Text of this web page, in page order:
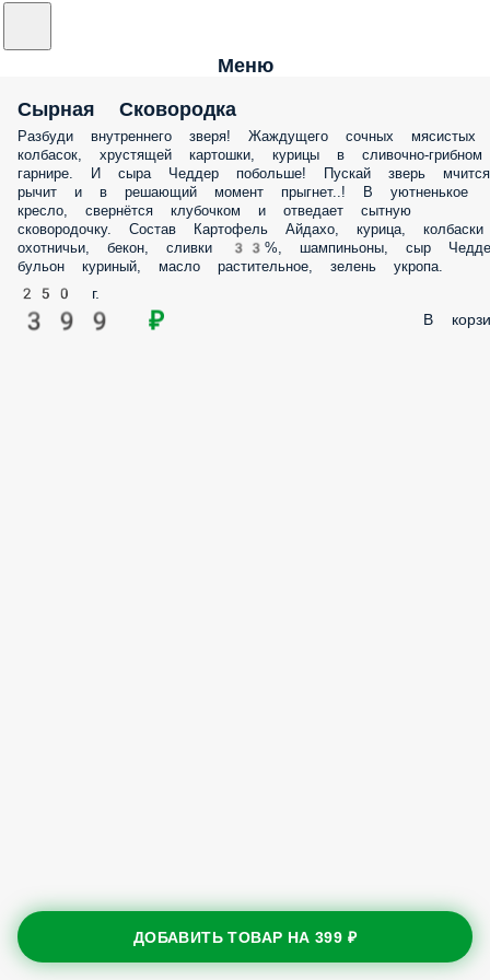
Меню
Сырная Сковородка
Разбуди внутреннего зверя! Жаждущего сочных мясистых
колбасок, хрустящей картошки, курицы в сливочно-грибном
гарнире. И сыра Чеддер побольше! Пускай зверь
рычит и в решающий момент прыгнет..! В уютненькое
кресло, свернётся клубочком и отведает сытную
сковородочку. Состав Картофель Айдахо, курица, колбаски
охотничьи, бекон, сливки 33%, шампиньоны, сыр
бульон куриный, масло растительное, зелень укропа.
250 г.
399 ₽ В
ДОБАВИТЬ ТОВАР НА399 ₽